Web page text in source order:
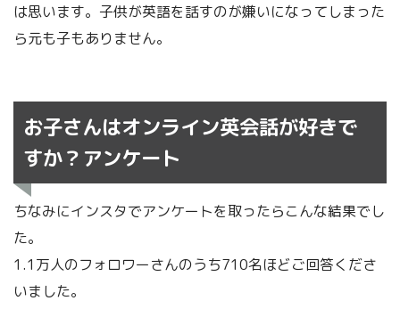
は思います。子供が英語を話すのが嫌いになってしまった
ら元も子もありません。
お子さんはオンライン英会話が好きで
すか？アンケート
ちなみにインスタでアンケートを取ったらこんな結果でし
た。
1.1万人のフォロワーさんのうち710名ほどご回答くださ
いました。